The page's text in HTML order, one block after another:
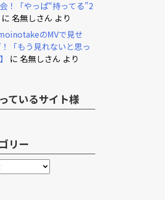
！「やっぱ“持ってる”2
に 名無しさん より
のMVで見せ
「もう見れないと思っ
に 名無しさん より
ているサイト様
リー